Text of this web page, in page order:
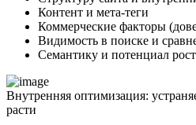
Контент и мета-теги
Коммерческие факторы
Видимость в поиске и
Семантику и потенциал
Внутренняя оптимизация:
расти